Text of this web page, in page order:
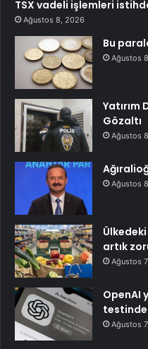
TSX vadeli işlemleri
Ağustos 8, 2026
Bu
Ağustos
Yatırım
Gözaltı
Ağustos
Ağustos
artık
Ağustos
OpenAI
Ağustos